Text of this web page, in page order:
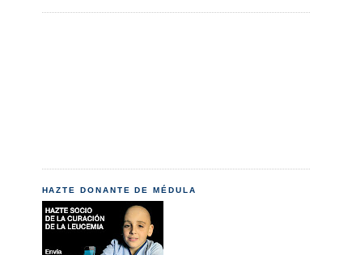
HAZTE DONANTE DE MÉDULA